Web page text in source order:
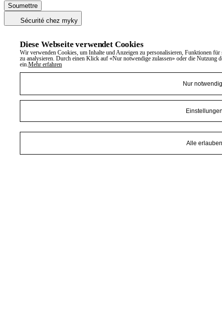
Sécurité chez myky
Diese Webseite verwendet Cookies
Wir verwenden Cookies, um Inhalte und Anzeigen zu personalisieren, Funktionen
zu analysieren. Durch einen Klick auf «Nur notwendige zulassen» oder die Nutzung
ein.Mehr erfahren
Nur
Alle erlauben